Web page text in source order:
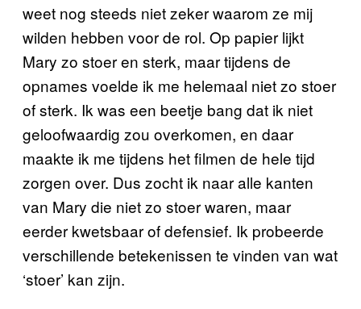
weet nog steeds niet zeker waarom ze mij
wilden hebben voor de rol. Op papier lijkt
Mary zo stoer en sterk, maar tijdens de
opnames voelde ik me helemaal niet zo stoer
of sterk. Ik was een beetje bang dat ik niet
geloofwaardig zou overkomen, en daar
maakte ik me tijdens het filmen de hele tijd
zorgen over. Dus zocht ik naar alle kanten
van Mary die niet zo stoer waren, maar
eerder kwetsbaar of defensief. Ik probeerde
verschillende betekenissen te vinden van wat
‘stoer’ kan zijn.